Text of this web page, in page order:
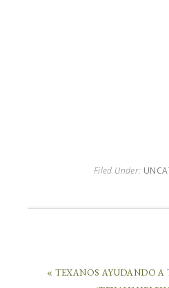
Filed Under:
« TEXANOS AYUDANDO A